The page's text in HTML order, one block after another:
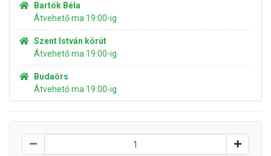
Bartók Béla
Átvehető ma 19:00-ig
Szent István körút
Átvehető ma 19:00-ig
Budaörs
Átvehető ma 19:00-ig